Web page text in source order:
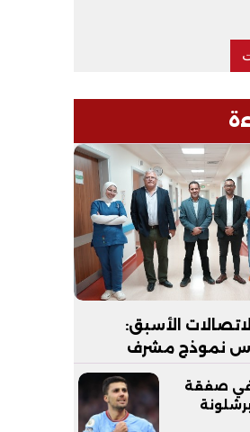
الأسبق:
نموذج مشرف
المجانية يجب
في صفقة